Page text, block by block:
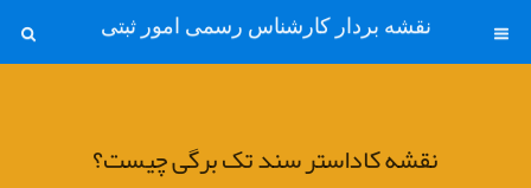
نقشه بردار کارشناس رسمی امور ثبتی
نقشه کاداستر سند تک برگی چیست؟